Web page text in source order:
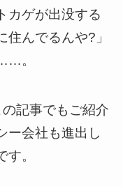
カゲが出没する
んでるんや?」
。
記事でもご紹介
ー会社も進出し
。